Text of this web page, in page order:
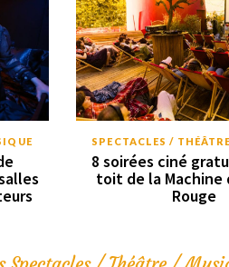
SPECTACLES /
8 soirées ciné
toit de la Machine
Rouge